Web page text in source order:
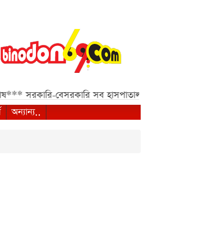
সরকারি-বেসরকারি সব হাসপাতাল ও ক্লিনিকের জন্য
অন্যান্য..